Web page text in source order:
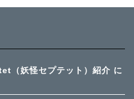
（妖怪セプテット）紹介 に